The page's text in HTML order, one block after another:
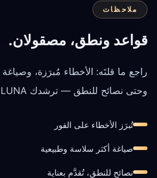
ملاحظات
قواعد ونطق، مصقولان.
راجع ما قلتَه: الأخطاء مُبرَزة،
وحتى نصائح للنطق — ترشدك LUNA بلطف.
تُبرَز الأخطاء على الفور
صياغة أكثر سلاسة وطبيعية
نصائح للنطق، تُقدَّم بعناية